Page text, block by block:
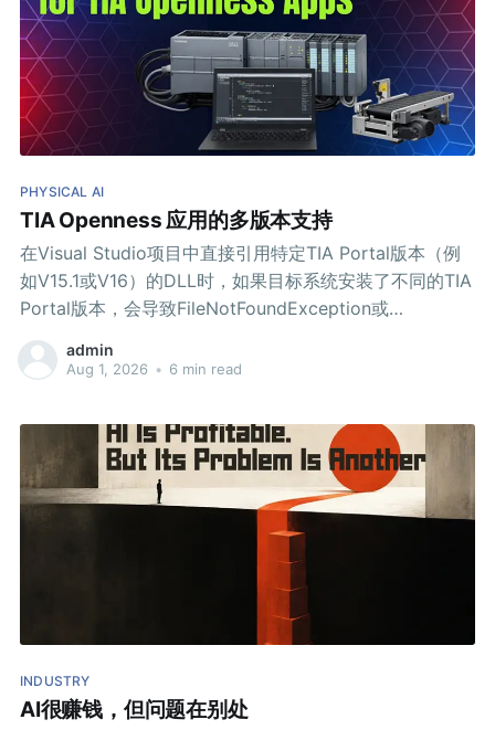
PHYSICAL AI
TIA Openness 应用的多版本支持
在Visual Studio项目中直接引用特定TIA Portal版本（例
如V15.1或V16）的DLL时，如果目标系统安装了不同的TIA
Portal版本，会导致FileNotFoundException或
BadImageFormatException。应用程序无法找到它编译时
所依据的特定DLL版本。
admin
Aug 1, 2026 • 6 min read
INDUSTRY
AI很赚钱，但问题在别处